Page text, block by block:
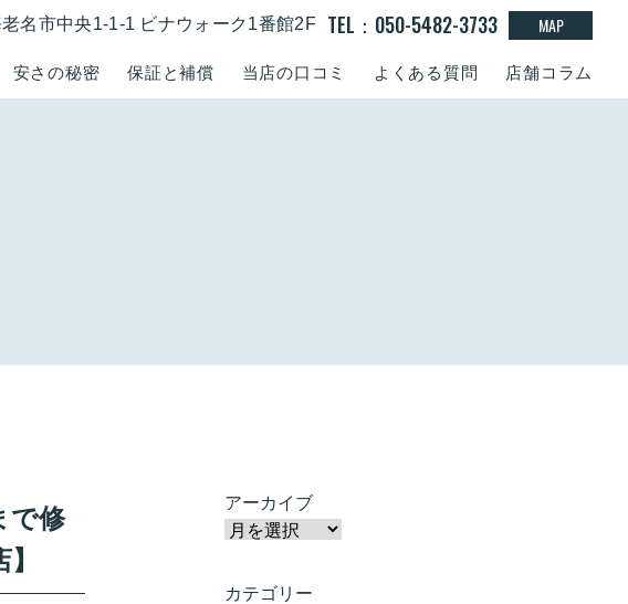
安さの秘密 保証と補償 当店の口コミ よくある質問 店舗コラム
名市中央1-1-1 ビナウォーク1番館2F TEL：050-5482-3733 MAP
で修
アーカイブ
カテゴリー